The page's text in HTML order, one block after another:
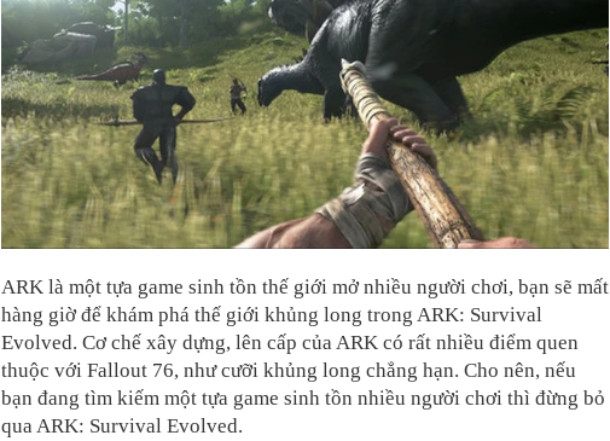
ARK là một tựa game sinh tồn thế giới mở nhiều người chơi, bạn sẽ mất
hàng giờ để khám phá thế giới khủng long trong ARK: Survival
Evolved. Cơ chế xây dựng, lên cấp của ARK có rất nhiều điểm quen
thuộc với Fallout 76, như cưỡi khủng long chẳng hạn. Cho nên, nếu
bạn đang tìm kiếm một tựa game sinh tồn nhiều người chơi thì đừng bỏ
qua ARK: Survival Evolved.